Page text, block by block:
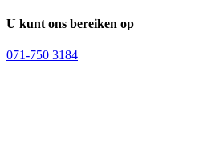
U kunt ons bereiken op
071-750 3184